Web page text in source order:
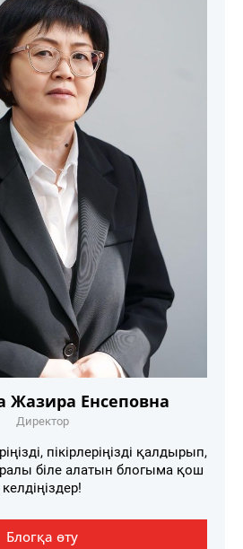
Жазира Енсеповна
Директор
пікірлеріңізді қалдырып,
біле алатын блогыма қош
келдіңіздер!
Блогқа өту